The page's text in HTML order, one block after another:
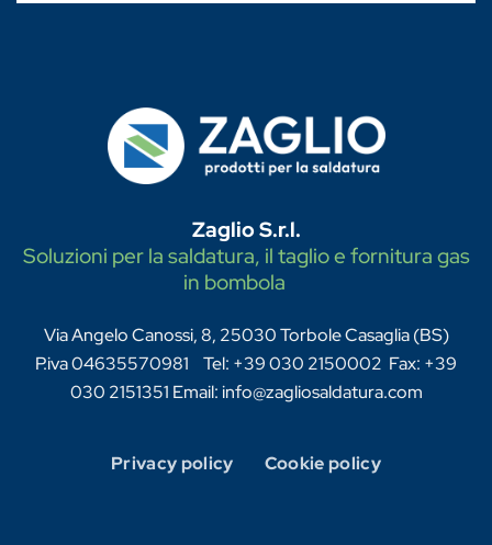
Zaglio S.r.l.
Soluzioni per la saldatura, il taglio e fornitura gas
in bombola
Via Angelo Canossi, 8, 25030 Torbole Casaglia (BS)
P.iva 04635570981 Tel: +39 030 2150002 Fax: +39
030 2151351 Email: info@zagliosaldatura.com
Privacy policy Cookie policy